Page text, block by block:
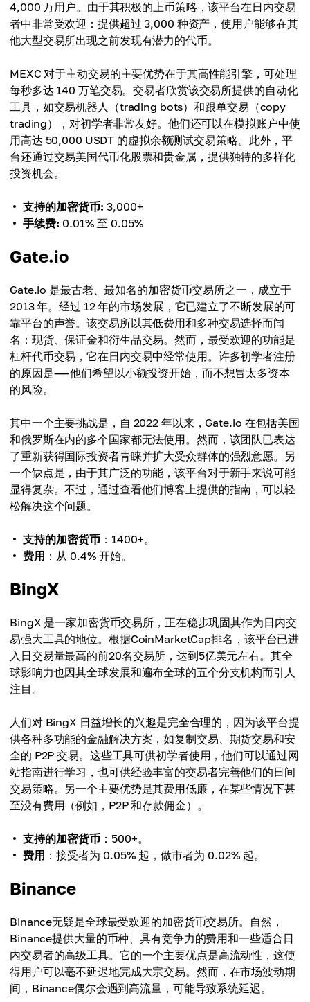
4,000 万用户。由于其积极的上币策略，该平台在日内交易
者中非常受欢迎：提供超过 3,000 种资产，使用户能够在其
他大型交易所出现之前发现有潜力的代币。
MEXC 对于主动交易的主要优势在于其高性能引擎，可处理
每秒多达 140 万笔交易。交易者欣赏该交易所提供的自动化
工具，如交易机器人（trading bots）和跟单交易（copy
trading），对初学者非常友好。他们还可以在模拟账户中使
用高达 50,000 USDT 的虚拟余额测试交易策略。此外，平
台还通过交易美国代币化股票和贵金属，提供独特的多样化
投资机会。
支持的加密货币: 3,000+
手续费: 0.01% 至 0.05%
Gate.io
Gate.io 是最古老、最知名的加密货币交易所之一，成立于
2013 年。经过 12 年的市场发展，它已建立了不断发展的可
靠平台的声誉。该交易所以其低费用和多种交易选择而闻
名：现货、保证金和衍生品交易。然而，最受欢迎的功能是
杠杆代币交易，它在日内交易中经常使用。许多初学者注册
的原因是——他们希望以小额投资开始，而不想冒太多资本
的风险。
其中一个主要挑战是，自 2022 年以来，Gate.io 在包括美国
和俄罗斯在内的多个国家都无法使用。然而，该团队已表达
了重新获得国际投资者青睐并扩大受众群体的强烈意愿。另
一个缺点是，由于其广泛的功能，该平台对于新手来说可能
显得复杂。不过，通过查看他们博客上提供的指南，可以轻
松解决这个问题。
支持的加密货币 ：1400+。
费用 ：从 0.4% 开始。
BingX
BingX 是一家加密货币交易所，正在稳步巩固其作为日内交
易强大工具的地位。根据CoinMarketCap排名，该平台已进
入日交易量最高的前20名交易所，达到5亿美元左右。其全
球影响力也因其全球发展和遍布全球的五个分支机构而引人
注目。
人们对 BingX 日益增长的兴趣是完全合理的，因为该平台提
供各种多功能的金融解决方案，如复制交易、期货交易和安
全的 P2P 交易。这些工具可供初学者使用，他们可以通过网
站指南进行学习，也可供经验丰富的交易者完善他们的日间
交易策略。另一个主要优势是其费用低廉，在某些情况下甚
至没有费用（例如，P2P 和存款佣金）。
支持的加密货币 ：500+。
费用 ：接受者为 0.05% 起，做市者为 0.02% 起。
Binance
Binance无疑是全球最受欢迎的加密货币交易所。自然，
Binance提供大量的币种、具有竞争力的费用和一些适合日
内交易者的高级工具。它的一个主要优点是高流动性，这使
得用户可以毫不延迟地完成大宗交易。然而，在市场波动期
间，Binance偶尔会遇到高流量，可能导致系统延迟。